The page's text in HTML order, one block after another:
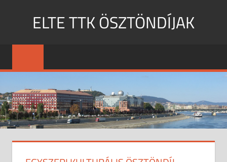
ELTE TTK ÖSZTÖNDÍJAK